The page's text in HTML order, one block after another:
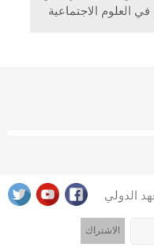
العلوم الاجتماعية
الدولي